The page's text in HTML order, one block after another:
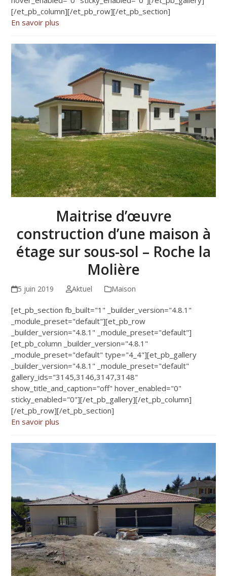
[/et_pb_column][/et_pb_row][/et_pb_section]
En savoir plus
Maitrise d’œuvre
construction d’une maison à
étage sur sous-sol – Roche la
Molière
5 juin 2019 Aktuel Maison
[et_pb_section fb_built="1" _builder_version="4.8.1"
_module_preset="default"][et_pb_row
_builder_version="4.8.1" _module_preset="default"]
[et_pb_column _builder_version="4.8.1"
_module_preset="default" type="4_4"][et_pb_gallery
_builder_version="4.8.1" _module_preset="default"
gallery_ids="3145,3146,3147,3148"
show_title_and_caption="off" hover_enabled="0"
sticky_enabled="0"][/et_pb_gallery][/et_pb_column]
[/et_pb_row][/et_pb_section]
En savoir plus